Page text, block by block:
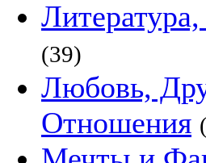
(39)
Любовь,
Отношения